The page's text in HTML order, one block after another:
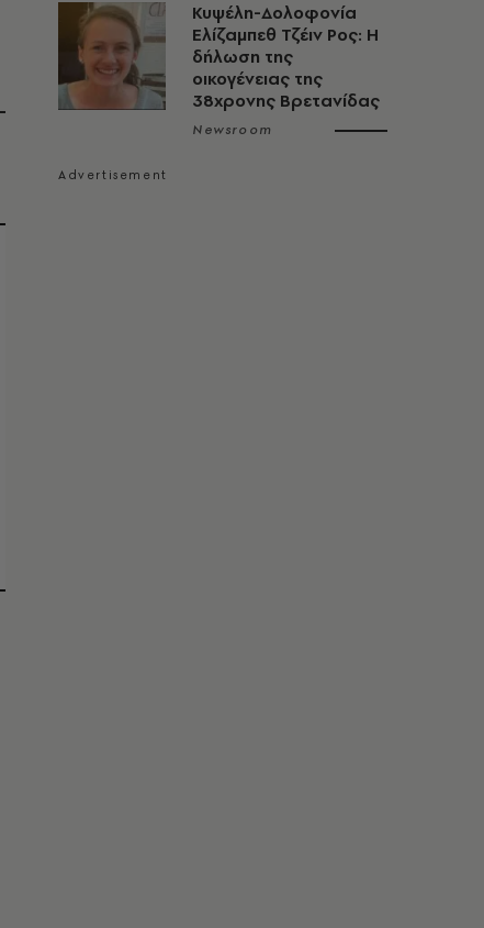
Κυψέλη-Δολοφονία
Ελίζαμπεθ Τζέιν Ρος: Η
δήλωση της
οικογένειας της
38χρονης Βρετανίδας
Newsroom